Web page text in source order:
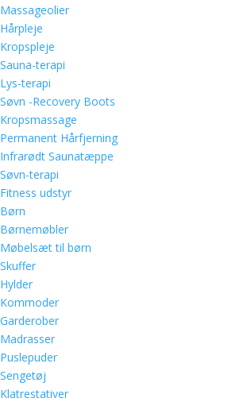
Massageolier
Hårpleje
Kropspleje
Sauna-terapi
Lys-terapi
Søvn -Recovery Boots
Kropsmassage
Permanent Hårfjerning
Infrarødt Saunatæppe
Søvn-terapi
Fitness udstyr
Børn
Børnemøbler
Møbelsæt til børn
Skuffer
Hylder
Kommoder
Garderober
Madrasser
Puslepuder
Sengetøj
Klatrestativer